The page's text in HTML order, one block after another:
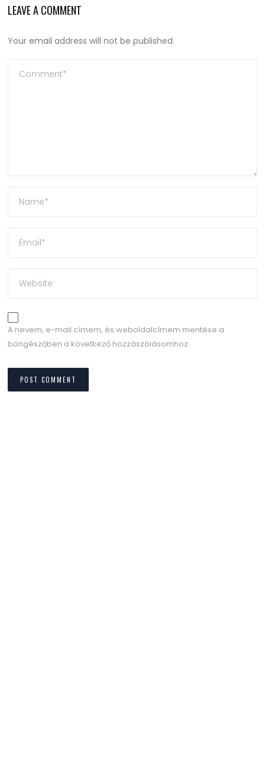
LEAVE A COMMENT
Your email address will not be published.
A nevem, e-mail címem, és weboldalcímem mentése a
böngészőben a következő hozzászólásomhoz.